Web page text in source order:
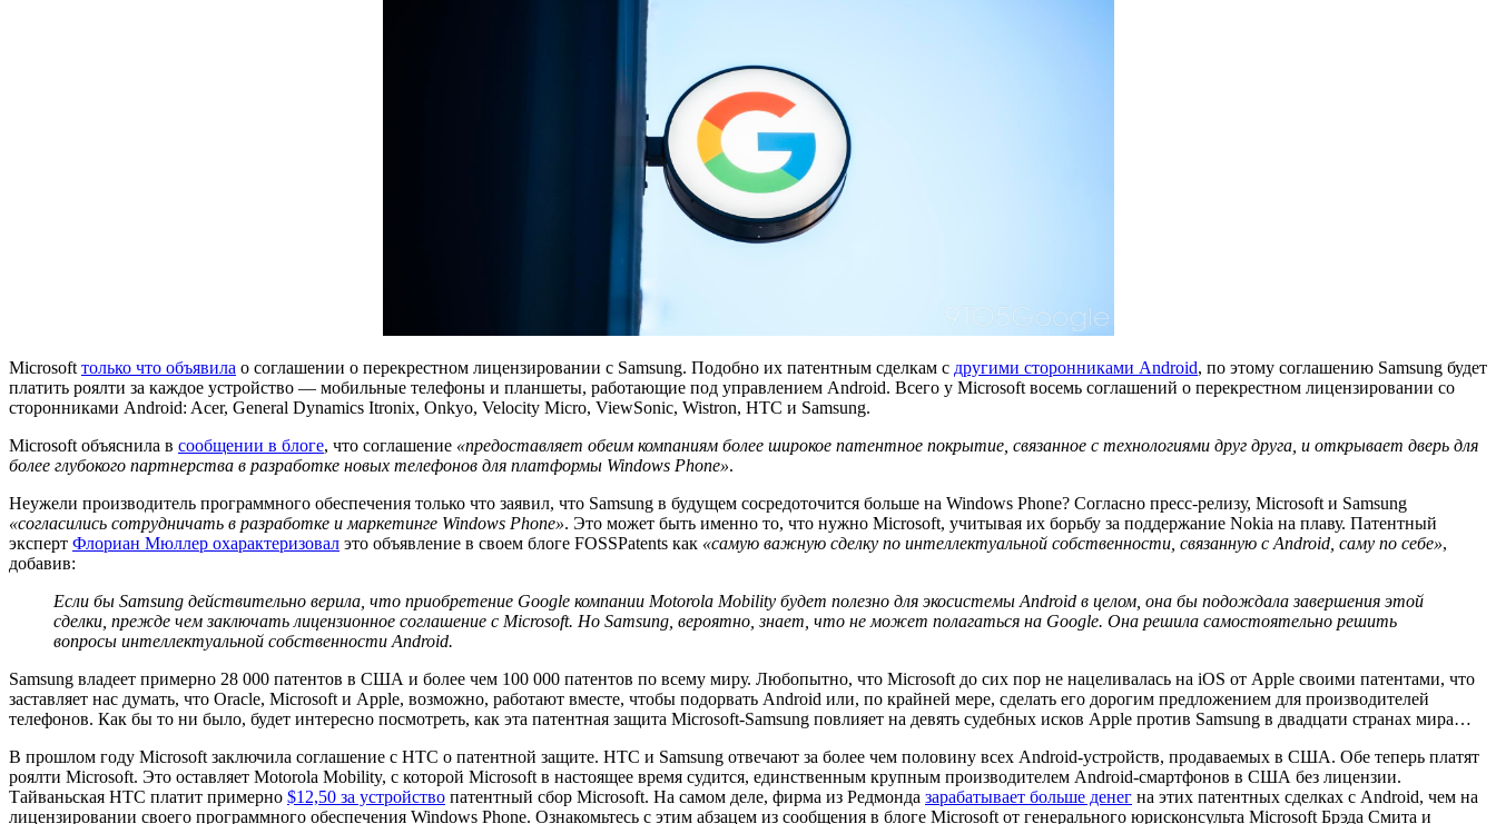
Microsoft только что объявила о соглашении о перекрестном лицензировании с Samsung. Подобно их патентным сделкам с другими сторонниками Android, по этому соглашению Samsung будет
платить роялти за каждое устройство — мобильные телефоны и планшеты, работающие под управлением Android. Всего у Microsoft восемь соглашений о перекрестном лицензировании со
сторонниками Android: Acer, General Dynamics Itronix, Onkyo, Velocity Micro, ViewSonic, Wistron, HTC и Samsung.
Microsoft объяснила в сообщении в блоге, что соглашение «предоставляет обеим компаниям более широкое патентное покрытие, связанное с технологиями друг друга, и открывает дверь для
более глубокого партнерства в разработке новых телефонов для платформы Windows Phone».
Неужели производитель программного обеспечения только что заявил, что Samsung в будущем сосредоточится больше на Windows Phone? Согласно пресс-релизу, Microsoft и Samsung
«согласились сотрудничать в разработке и маркетинге Windows Phone». Это может быть именно то, что нужно Microsoft, учитывая их борьбу за поддержание Nokia на плаву. Патентный
эксперт Флориан Мюллер охарактеризовал это объявление в своем блоге FOSSPatents как «самую важную сделку по интеллектуальной собственности, связанную с Android, саму по себе»,
добавив:
Если бы Samsung действительно верила, что приобретение Google компании Motorola Mobility будет полезно для экосистемы Android в целом, она бы подождала завершения этой
сделки, прежде чем заключать лицензионное соглашение с Microsoft. Но Samsung, вероятно, знает, что не может полагаться на Google. Она решила самостоятельно решить
вопросы интеллектуальной собственности Android.
Samsung владеет примерно 28 000 патентов в США и более чем 100 000 патентов по всему миру. Любопытно, что Microsoft до сих пор не нацеливалась на iOS от Apple своими патентами, что
заставляет нас думать, что Oracle, Microsoft и Apple, возможно, работают вместе, чтобы подорвать Android или, по крайней мере, сделать его дорогим предложением для производителей
телефонов. Как бы то ни было, будет интересно посмотреть, как эта патентная защита Microsoft-Samsung повлияет на девять судебных исков Apple против Samsung в двадцати странах мира…
В прошлом году Microsoft заключила соглашение с HTC о патентной защите. HTC и Samsung отвечают за более чем половину всех Android-устройств, продаваемых в США. Обе теперь платят
роялти Microsoft. Это оставляет Motorola Mobility, с которой Microsoft в настоящее время судится, единственным крупным производителем Android-смартфонов в США без лицензии.
Тайваньская HTC платит примерно $12,50 за устройство патентный сбор Microsoft. На самом деле, фирма из Редмонда зарабатывает больше денег на этих патентных сделках с Android, чем на
лицензировании своего программного обеспечения Windows Phone. Ознакомьтесь с этим абзацем из сообщения в блоге Microsoft от генерального юрисконсульта Microsoft Брэда Смита и